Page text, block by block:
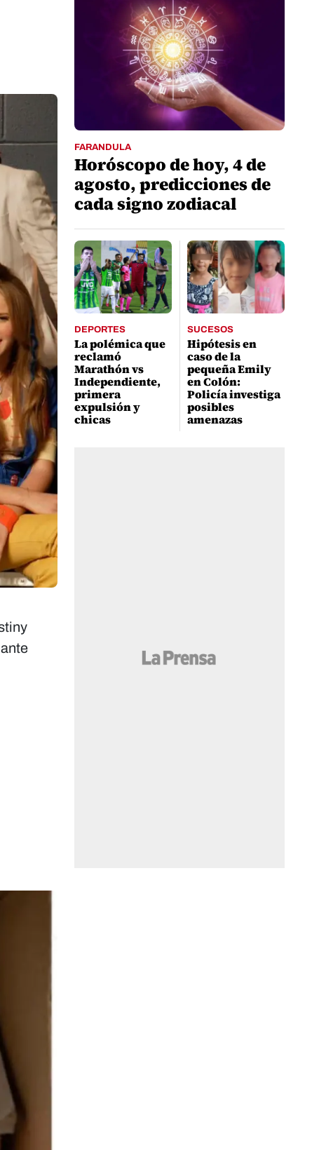
FARANDULA
Horóscopo de hoy, 4 de
agosto, predicciones de
cada signo zodiacal
DEPORTES
La polémica que
reclamó
Marathón vs
Independiente,
primera
expulsión y
chicas
SUCESOS
Hipótesis en
caso de la
pequeña Emily
en Colón:
Policía investiga
posibles
amenazas